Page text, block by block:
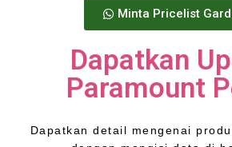
Minta Pricelist
Dapatkan
Paramount
Dapatkan detail mengenai